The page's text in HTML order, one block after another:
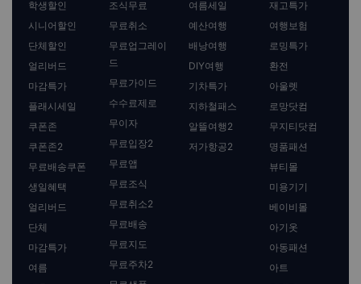
학생할인
시니어할인
단체할인
얼리버드
마감특가
플래시세일
쿠폰존
쿠폰존2
무료배송쿠폰
생일혜택
얼리버드
단체
마감특가
여름
조식무료
무료취소
무료업그레이
드
무료가이드
수수료제로
무이자
무료입장2
무료앱
무료조식
무료취소2
무료배송
무료지도
무료주차2
여름세일
예산여행
배낭여행
DIY여행
기차특가
지하철패스
알뜰여행2
저가항공2
재고특가
여행보험
로밍특가
환전
아울렛
로망닷컴
무지티닷컴
명품패션
뷰티몰
미용기기
베이비몰
아기옷
아동패션
아트